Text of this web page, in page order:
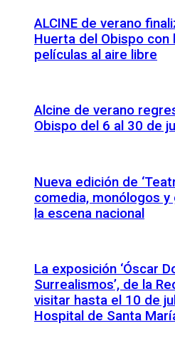
ALCINE de verano
Huerta del Obispo con
películas al aire libre
Alcine de verano
Obispo del 6 al 30 de
Nueva edición de
comedia, monólogos
la escena nacional
La exposición ‘Óscar
Surrealismos’, de la
visitar hasta el 10 de
Hospital de Santa